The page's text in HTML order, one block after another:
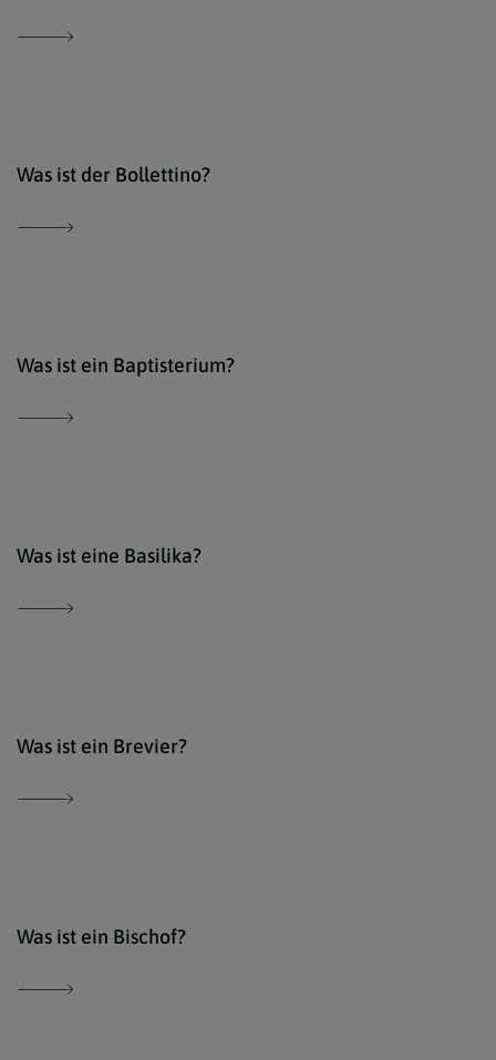
Was ist der Bollettino?
Was ist ein Baptisterium?
Was ist eine Basilika?
Was ist ein Brevier?
Was ist ein Bischof?